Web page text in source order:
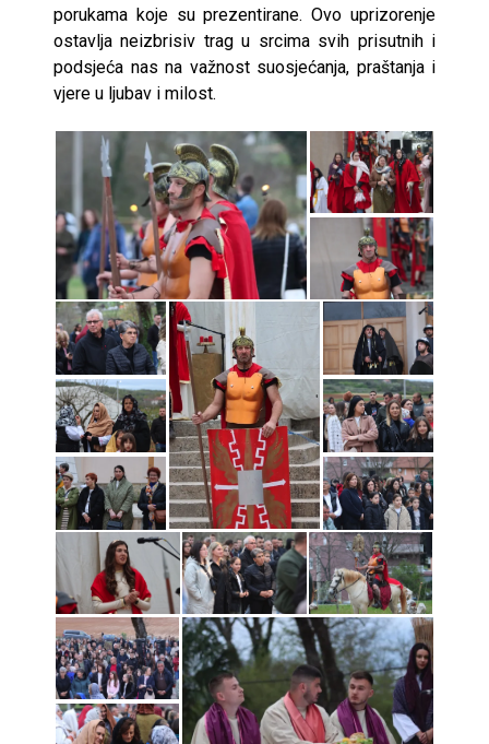
porukama koje su prezentirane. Ovo uprizorenje
ostavlja neizbrisiv trag u srcima svih prisutnih i
podsjeća nas na važnost suosjećanja, praštanja i
vjere u ljubav i milost.